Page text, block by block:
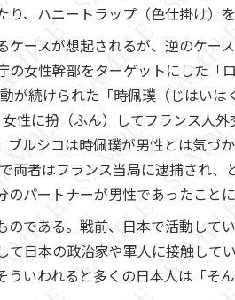
、ハニートラップ（色仕掛け）
ースが想起されるが、逆のケー
女性幹部をターゲットにした「
が続けられた「時佩璞（じはい
性に扮（ふん）してフランス人
シコは時佩璞が男性とは気づ
両者はフランス当局に逮捕され、
パートナーが男性であったこと
である。戦前、日本で活動して
日本の政治家や軍人に接触して
ういわれると多くの日本人は「そ